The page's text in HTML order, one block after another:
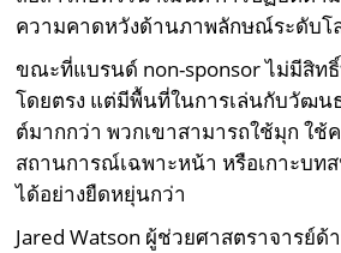
ความคาดหวังด้านภาพลักษณ์ระดับโ
ขณะที่แบรนด์ non-sponsor ไม่มีสิท
โดยตรง แต่มีพื้นที่ในการเล่นกับวัฒน
ต์มากกว่า พวกเขาสามารถใช้มุก ใช้
สถานการณ์เฉพาะหน้า หรือเกาะบ
ได้อย่างยืดหยุ่นกว่า
Jared Watson ผู้ช่วยศาสตราจารย์ด้